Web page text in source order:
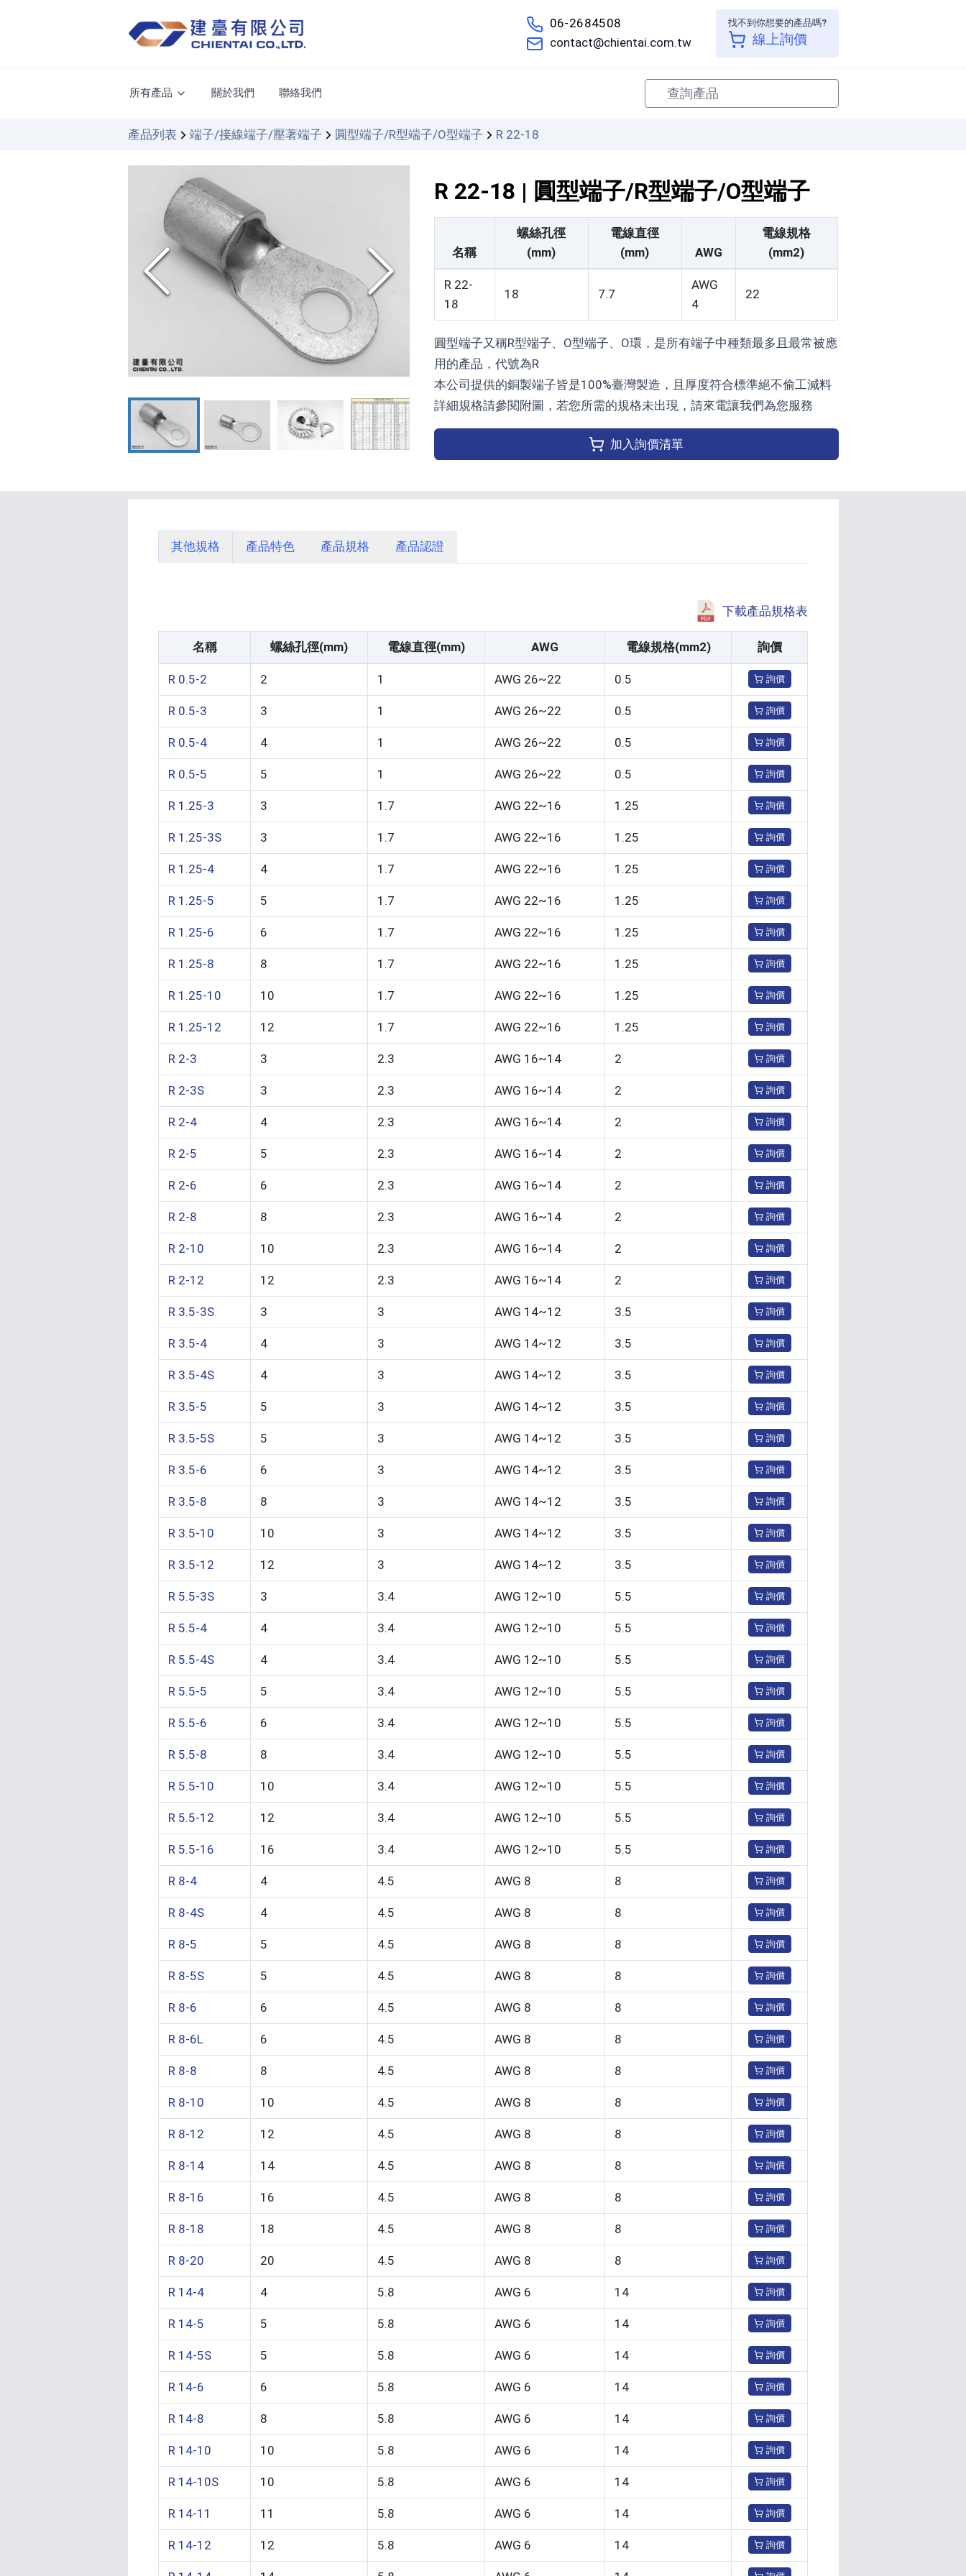
06-2684508
contact@chientai.com.tw
找不到你想要的產品嗎?
線上詢價
所有產品 關於我們 聯絡我們
產品列表 端子/接線端子/壓著端子 圓型端子/R型端子/O型端子 R 22-18
R 22-18 | 圓型端子/R型端子/O型端子
名稱
螺絲孔徑
(mm)
電線直徑
(mm)
AWG
電線規格
(mm2)
R 22-
18
18 7.7
AWG
4
22
圓型端子又稱R型端子、O型端子、O環，是所有端子中種類最多且最常被應
用的產品，代號為R
本公司提供的銅製端子皆是100%臺灣製造，且厚度符合標準絕不偷工減料
詳細規格請參閱附圖，若您所需的規格未出現，請來電讓我們為您服務
加入詢價清單
其他規格 產品特色 產品規格 產品認證
下載產品規格表
名稱 螺絲孔徑(mm) 電線直徑(mm) AWG 電線規格(mm2) 詢價
R 0.5-2 2 1 AWG 26~22 0.5 詢價
R 0.5-3 3 1 AWG 26~22 0.5 詢價
R 0.5-4 4 1 AWG 26~22 0.5 詢價
R 0.5-5 5 1 AWG 26~22 0.5 詢價
R 1.25-3 3 1.7 AWG 22~16 1.25 詢價
R 1.25-3S 3 1.7 AWG 22~16 1.25 詢價
R 1.25-4 4 1.7 AWG 22~16 1.25 詢價
R 1.25-5 5 1.7 AWG 22~16 1.25 詢價
R 1.25-6 6 1.7 AWG 22~16 1.25 詢價
R 1.25-8 8 1.7 AWG 22~16 1.25 詢價
R 1.25-10 10 1.7 AWG 22~16 1.25 詢價
R 1.25-12 12 1.7 AWG 22~16 1.25 詢價
R 2-3 3 2.3 AWG 16~14 2 詢價
R 2-3S 3 2.3 AWG 16~14 2 詢價
R 2-4 4 2.3 AWG 16~14 2 詢價
R 2-5 5 2.3 AWG 16~14 2 詢價
R 2-6 6 2.3 AWG 16~14 2 詢價
R 2-8 8 2.3 AWG 16~14 2 詢價
R 2-10 10 2.3 AWG 16~14 2 詢價
R 2-12 12 2.3 AWG 16~14 2 詢價
R 3.5-3S 3 3 AWG 14~12 3.5 詢價
R 3.5-4 4 3 AWG 14~12 3.5 詢價
R 3.5-4S 4 3 AWG 14~12 3.5 詢價
R 3.5-5 5 3 AWG 14~12 3.5 詢價
R 3.5-5S 5 3 AWG 14~12 3.5 詢價
R 3.5-6 6 3 AWG 14~12 3.5 詢價
R 3.5-8 8 3 AWG 14~12 3.5 詢價
R 3.5-10 10 3 AWG 14~12 3.5 詢價
R 3.5-12 12 3 AWG 14~12 3.5 詢價
R 5.5-3S 3 3.4 AWG 12~10 5.5 詢價
R 5.5-4 4 3.4 AWG 12~10 5.5 詢價
R 5.5-4S 4 3.4 AWG 12~10 5.5 詢價
R 5.5-5 5 3.4 AWG 12~10 5.5 詢價
R 5.5-6 6 3.4 AWG 12~10 5.5 詢價
R 5.5-8 8 3.4 AWG 12~10 5.5 詢價
R 5.5-10 10 3.4 AWG 12~10 5.5 詢價
R 5.5-12 12 3.4 AWG 12~10 5.5 詢價
R 5.5-16 16 3.4 AWG 12~10 5.5 詢價
R 8-4 4 4.5 AWG 8 8 詢價
R 8-4S 4 4.5 AWG 8 8 詢價
R 8-5 5 4.5 AWG 8 8 詢價
R 8-5S 5 4.5 AWG 8 8 詢價
R 8-6 6 4.5 AWG 8 8 詢價
R 8-6L 6 4.5 AWG 8 8 詢價
R 8-8 8 4.5 AWG 8 8 詢價
R 8-10 10 4.5 AWG 8 8 詢價
R 8-12 12 4.5 AWG 8 8 詢價
R 8-14 14 4.5 AWG 8 8 詢價
R 8-16 16 4.5 AWG 8 8 詢價
R 8-18 18 4.5 AWG 8 8 詢價
R 8-20 20 4.5 AWG 8 8 詢價
R 14-4 4 5.8 AWG 6 14 詢價
R 14-5 5 5.8 AWG 6 14 詢價
R 14-5S 5 5.8 AWG 6 14 詢價
R 14-6 6 5.8 AWG 6 14 詢價
R 14-8 8 5.8 AWG 6 14 詢價
R 14-10 10 5.8 AWG 6 14 詢價
R 14-10S 10 5.8 AWG 6 14 詢價
R 14-11 11 5.8 AWG 6 14 詢價
R 14-12 12 5.8 AWG 6 14 詢價